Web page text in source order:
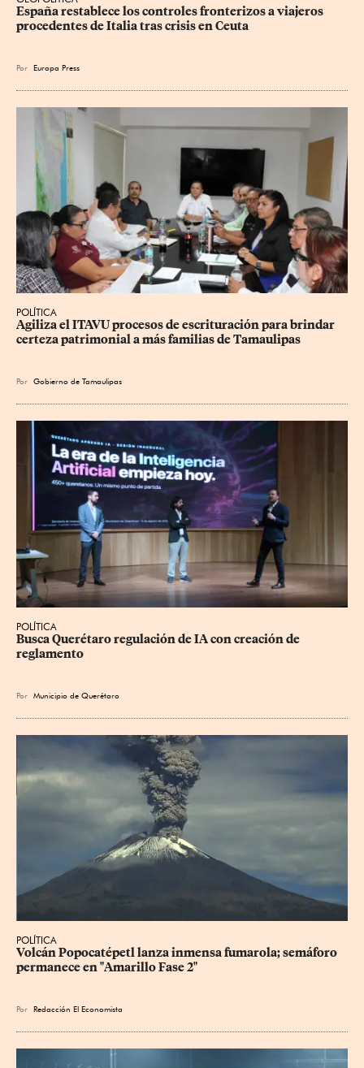
España restablece los controles fronterizos a viajeros
procedentes de Italia tras crisis en Ceuta
Por Europa Press
POLÍTICA
Agiliza el ITAVU procesos de escrituración para brindar
certeza patrimonial a más familias de Tamaulipas
Por Gobierno de Tamaulipas
POLÍTICA
Busca Querétaro regulación de IA con creación de
reglamento
Por Municipio de Querétaro
POLÍTICA
Volcán Popocatépetl lanza inmensa fumarola; semáforo
permanece en "Amarillo Fase 2"
Por Redacción El Economista